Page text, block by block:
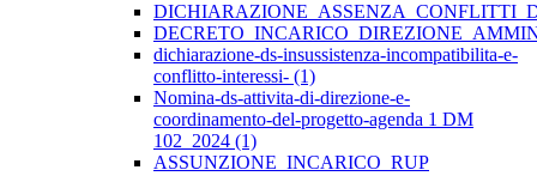
dichiarazione-ds-insussistenza-incompatibilita-e-
conflitto-interessi- (1)
Nomina-ds-attivita-di-direzione-e-
coordinamento-del-progetto-agenda 1 DM
102_2024 (1)
ASSUNZIONE_INCARICO_RUP